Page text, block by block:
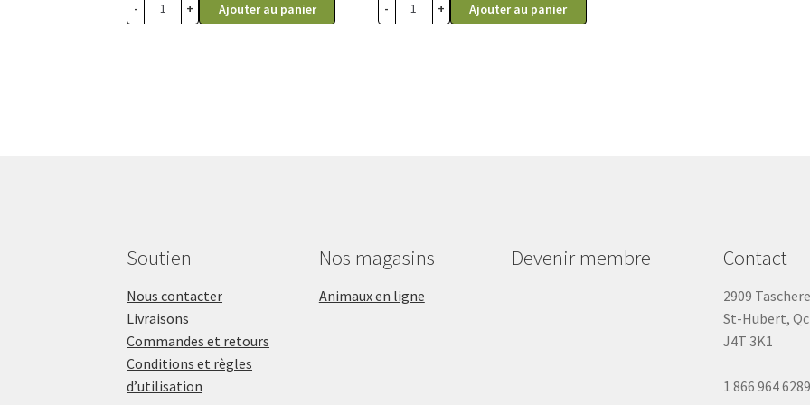
- + Ajouter au panier - + Ajouter au panier
Soutien
Nous contacter
Livraisons
Commandes et retours
Conditions et règles
d’utilisation
Nos magasins
Animaux en ligne
Devenir membre Contact
2909
St-Hubert, Qc
J4T 3K1
1 866 964 6289